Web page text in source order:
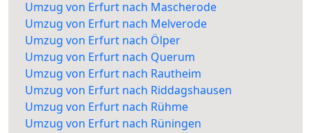
Umzug von Erfurt nach Mascherode
Umzug von Erfurt nach Melverode
Umzug von Erfurt nach Ölper
Umzug von Erfurt nach Querum
Umzug von Erfurt nach Rautheim
Umzug von Erfurt nach Riddagshausen
Umzug von Erfurt nach Rühme
Umzug von Erfurt nach Rüningen